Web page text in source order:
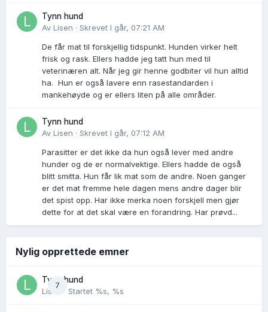
Tynn hund
Av Lisen · Skrevet I går, 07:21 AM
De får mat til forskjellig tidspunkt. Hunden virker helt
frisk og rask. Ellers hadde jeg tatt hun med til
veterinæren alt. Når jeg gir henne godbiter vil hun alltid
ha. Hun er også lavere enn rasestandarden i
mankehøyde og er ellers liten på alle områder.
Tynn hund
Av Lisen · Skrevet I går, 07:12 AM
Parasitter er det ikke da hun også lever med andre
hunder og de er normalvektige. Ellers hadde de også
blitt smitta. Hun får lik mat som de andre. Noen ganger
er det mat fremme hele dagen mens andre dager blir
det spist opp. Har ikke merka noen forskjell men gjør
dette for at det skal være en forandring. Har prøvd...
Nylig opprettede emner
7
Tynn hund
Lisen
· Startet %s, %s